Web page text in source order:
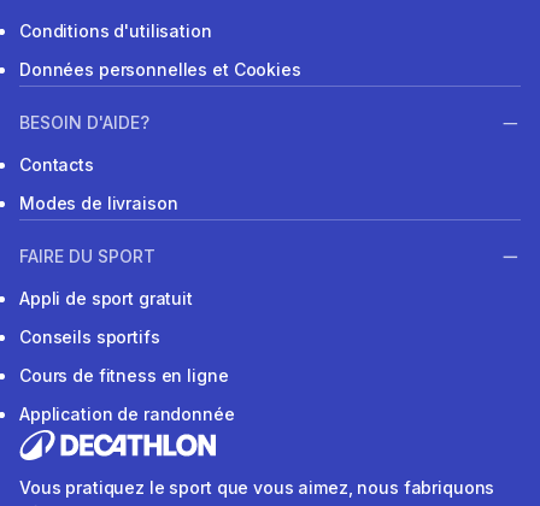
Conditions d'utilisation
Données personnelles et Cookies
BESOIN D'AIDE?
Contacts
Modes de livraison
FAIRE DU SPORT
Appli de sport gratuit
Conseils sportifs
Cours de fitness en ligne
Application de randonnée
Vous pratiquez le sport que vous aimez, nous fabriquons